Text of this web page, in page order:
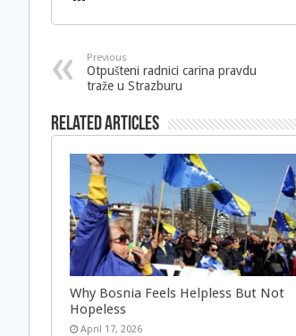
Previous
Otpušteni radnici carina pravdu
traže u Strazburu
Related Articles
Why Bosnia Feels Helpless But Not
Hopeless
April 17, 2026